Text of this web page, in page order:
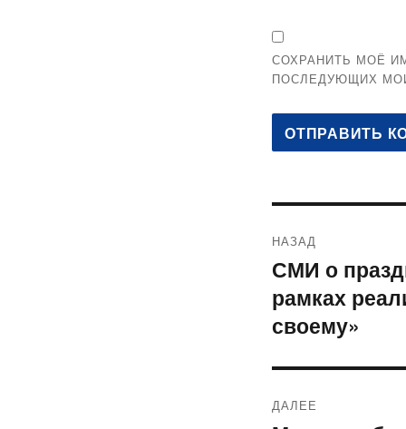
СОХРАНИТЬ МОЁ
ПОСЛЕДУЮЩИХ
по
записям
НАЗАД
Предыдущая
запись:
СМИ о
рамках
своему»
ДАЛЕЕ